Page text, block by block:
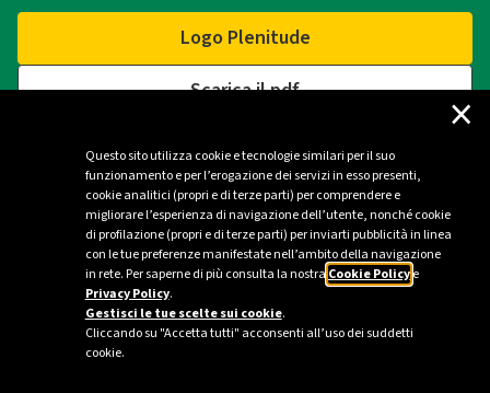
Questo sito utilizza cookie e tecnologie similari per il suo
funzionamento e per l’erogazione dei servizi in esso presenti,
cookie analitici (propri e di terze parti) per comprendere e
migliorare l’esperienza di navigazione dell’utente, nonché cookie
di profilazione (propri e di terze parti) per inviarti pubblicità in linea
con le tue preferenze manifestate nell’ambito della navigazione
in rete. Per saperne di più consulta la nostra Cookie Policye
Privacy Policy.
Gestisci le tue scelte sui cookie.
Cliccando su "Accetta tutti" acconsenti all’uso dei suddetti
cookie.
×
Logo Plenitude
Scarica il pdf
Contatti
Ufficio stampa Plenitude - Milano
ufficio.stampa@eniplenitude.com